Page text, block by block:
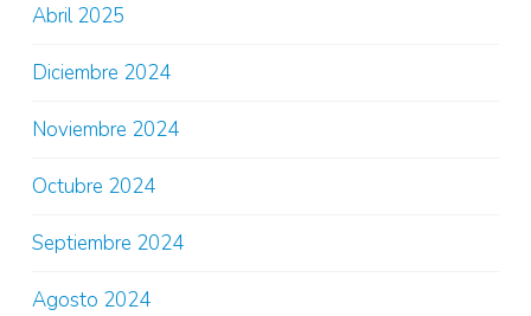
Abril 2025
Diciembre 2024
Noviembre 2024
Octubre 2024
Septiembre 2024
Agosto 2024